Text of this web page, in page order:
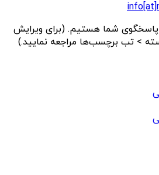
روز هفته پاسخگوی شما هستیم. (برای ویرایش
> تب برچسب‌ها مراجعه نمایید.)